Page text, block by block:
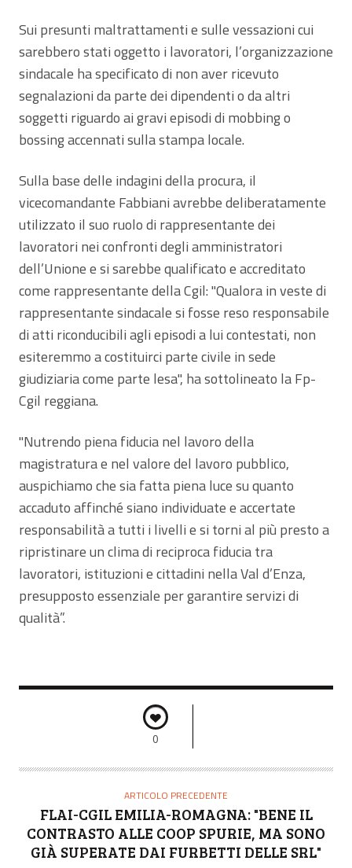
Sui presunti maltrattamenti e sulle vessazioni cui
sarebbero stati oggetto i lavoratori, l’organizzazione
sindacale ha specificato di non aver ricevuto
segnalazioni da parte dei dipendenti o da altri
soggetti riguardo ai gravi episodi di mobbing o
bossing accennati sulla stampa locale.
Sulla base delle indagini della procura, il
vicecomandante Fabbiani avrebbe deliberatamente
utilizzato il suo ruolo di rappresentante dei
lavoratori nei confronti degli amministratori
dell’Unione e si sarebbe qualificato e accreditato
come rappresentante della Cgil: "Qualora in veste di
rappresentante sindacale si fosse reso responsabile
di atti riconducibili agli episodi a lui contestati, non
esiteremmo a costituirci parte civile in sede
giudiziaria come parte lesa", ha sottolineato la Fp-
Cgil reggiana.
"Nutrendo piena fiducia nel lavoro della
magistratura e nel valore del lavoro pubblico,
auspichiamo che sia fatta piena luce su quanto
accaduto affinché siano individuate e accertate
responsabilità a tutti i livelli e si torni al più presto a
ripristinare un clima di reciproca fiducia tra
lavoratori, istituzioni e cittadini nella Val d’Enza,
presupposto essenziale per garantire servizi di
qualità”.
0
ARTICOLO PRECEDENTE
FLAI-CGIL EMILIA-ROMAGNA: "BENE IL
CONTRASTO ALLE COOP SPURIE, MA SONO
GIÀ SUPERATE DAI FURBETTI DELLE SRL"